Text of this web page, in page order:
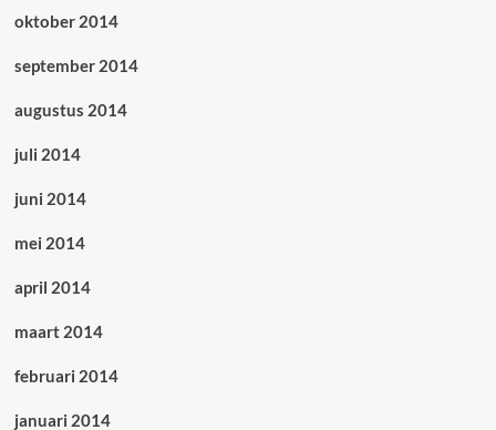
oktober 2014
september 2014
augustus 2014
juli 2014
juni 2014
mei 2014
april 2014
maart 2014
februari 2014
januari 2014